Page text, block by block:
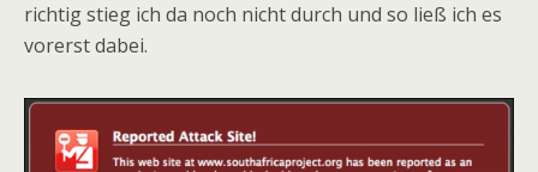
richtig stieg ich da noch nicht durch und so ließ ich es
vorerst dabei.